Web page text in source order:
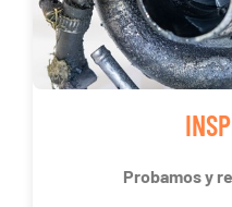
Probamos y